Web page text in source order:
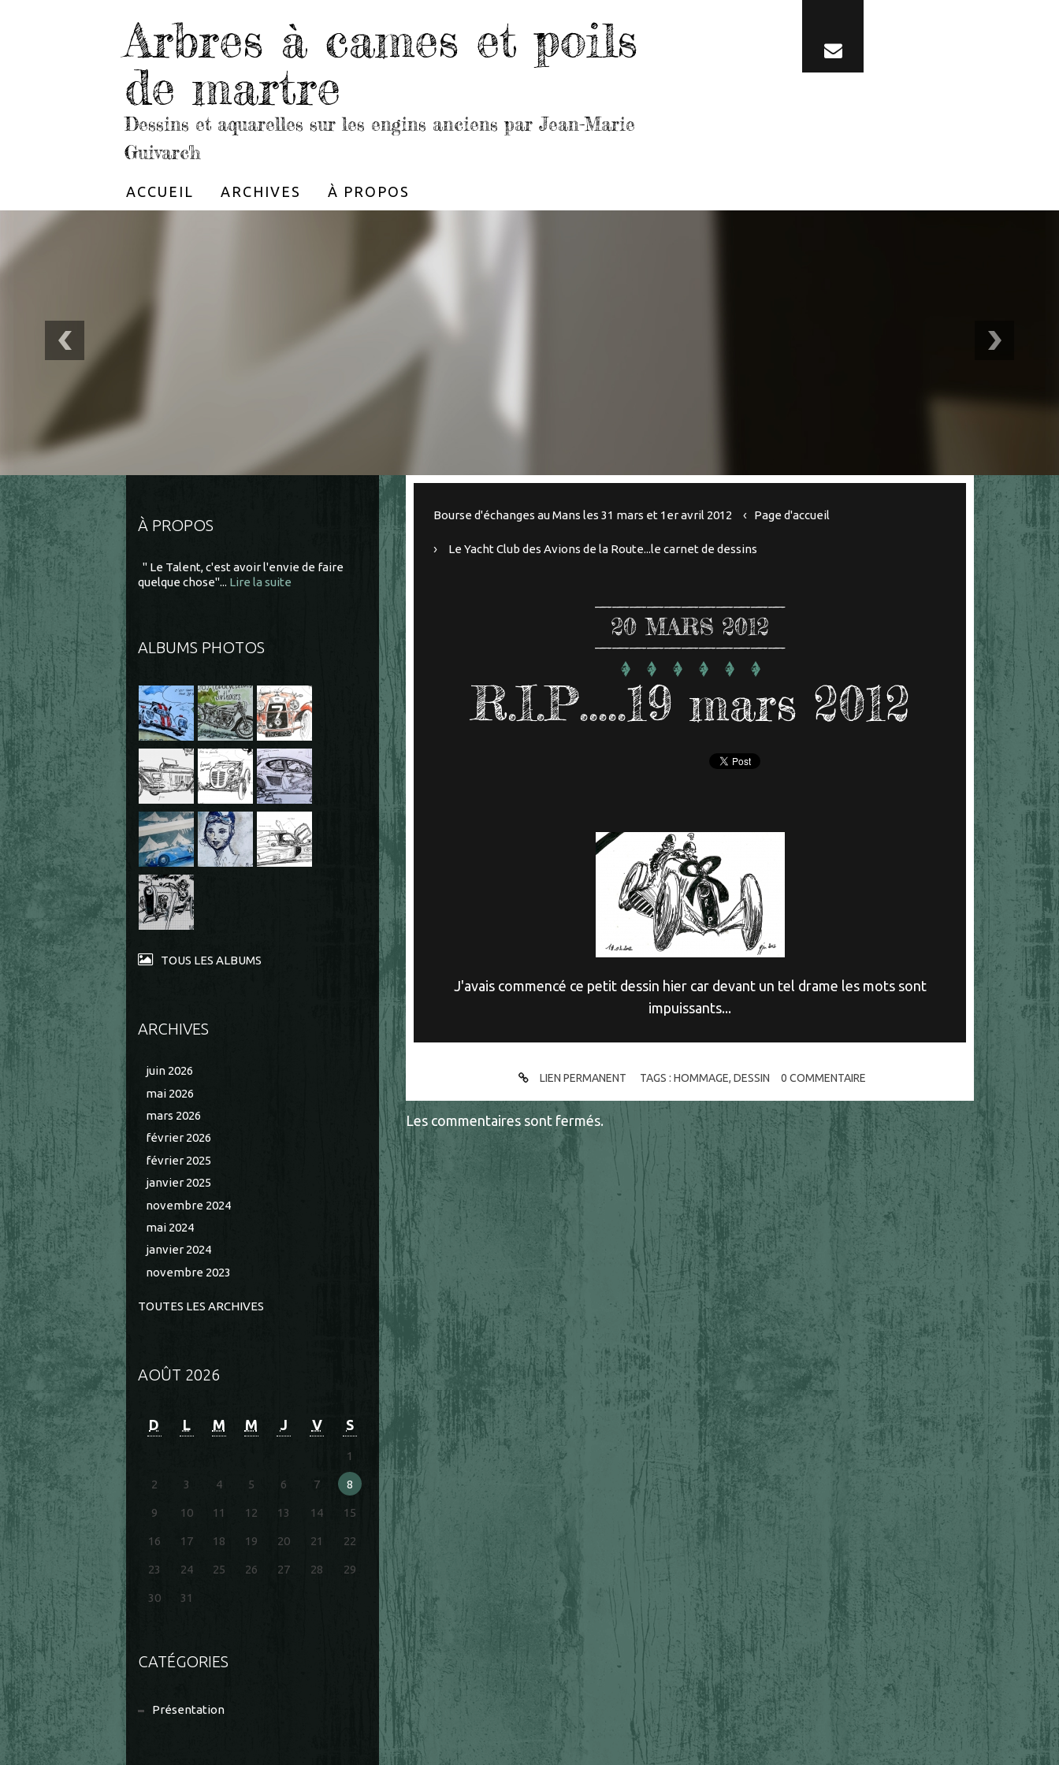
Arbres à cames et poils
de martre
Dessins et aquarelles sur les engins anciens par Jean-Marie
Guivarc'h
ACCUEIL ARCHIVES À PROPOS
À PROPOS
" Le Talent, c'est avoir l'envie de faire
quelque chose"... Lire la suite
ALBUMS PHOTOS
TOUS LES ALBUMS
ARCHIVES
juin 2026
mai 2026
mars 2026
février 2026
février 2025
janvier 2025
novembre 2024
mai 2024
janvier 2024
novembre 2023
TOUTES LES ARCHIVES
AOÛT 2026
D L M M J V S
1
2 3 4 5 6 7 8
9 10 11 12 13 14 15
16 17 18 19 20 21 22
23 24 25 26 27 28 29
30 31
CATÉGORIES
Présentation
Bourse d'échanges au Mans les 31 mars et 1er avril 2012 Page d'accueil
Le Yacht Club des Avions de la Route...le carnet de dessins
20 MARS 2012
R.I.P.....19 mars 2012
J'avais commencé ce petit dessin hier car devant un tel drame les mots sont
impuissants...
LIEN PERMANENT TAGS : HOMMAGE, DESSIN 0 COMMENTAIRE
Les commentaires sont fermés.